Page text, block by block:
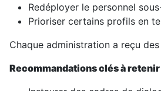
Redéployer le personnel
Prioriser certains profils en
Chaque administration a reçu
Recommandations clés à retenir